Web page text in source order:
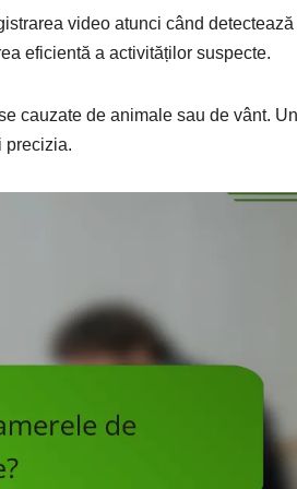
video atunci când detectează
eficientă a activităților suspecte.
cauzate de animale sau de vânt.
precizia.